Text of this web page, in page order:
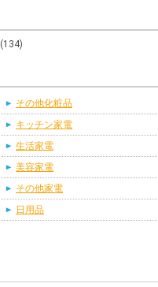
(134)
その他化粧品
キッチン家電
生活家電
美容家電
その他家電
日用品